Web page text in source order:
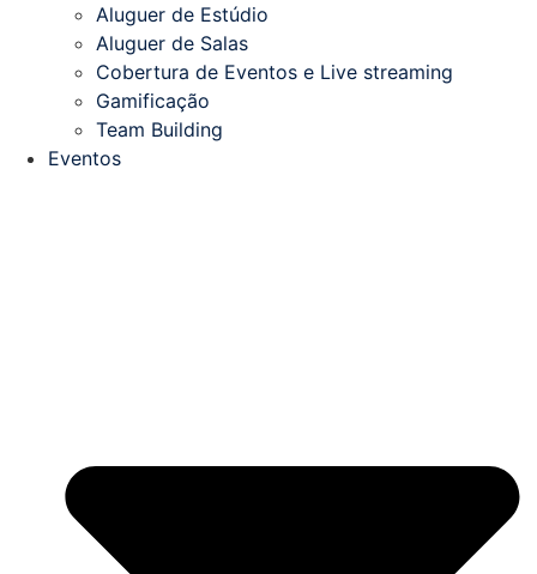
Aluguer de Estúdio
Aluguer de Salas
Cobertura de Eventos e Live streaming
Gamificação
Team Building
Eventos